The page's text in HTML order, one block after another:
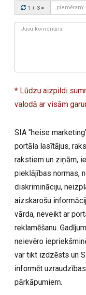
Drošības
kods:
1 + 3 =
Jūsu
* Lūdzu aizpildi
valodā ar visām
SIA "heise
portāla lasītājus,
rakstiem un ziņām,
pieklājības normas,
diskrimināciju,
aizskarošu
vārda, neveikt ar
reklamēšanu.
neievēro
var tikt izdzēsts un
informēt
pārkāpumiem.